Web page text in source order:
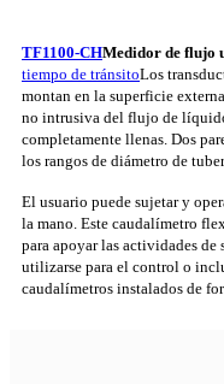
TF1100-CHMedidor de flujo
tiempo de tránsitoLos
montan en la superficie
no intrusiva del flujo de
completamente llenas. Dos
los rangos de diámetro de
El usuario puede sujetar y
la mano. Este caudalímetro
para apoyar las actividades
utilizarse para el control o
caudalímetros instalados de